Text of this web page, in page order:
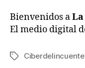
Bienvenidos aLa
El medio digital
Etiquetas